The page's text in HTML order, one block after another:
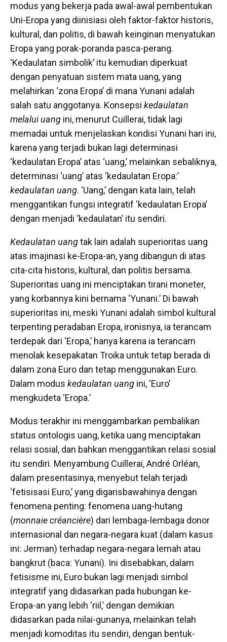
modus yang bekerja pada awal-awal pembentukan
Uni-Eropayang diinisiasi oleh faktor-faktor historis,
kultural, dan politis, di bawah keinginan menyatukan
Eropa yang porak-poranda pasca-perang.
‘Kedaulatan simbolik’ itu kemudian diperkuat
dengan penyatuan sistem mata uang, yang
melahirkan ‘zona Eropa’ di mana Yunani adalah
salah satu anggotanya. Konsepsi kedaulatan
melalui uang ini, menurut Cuillerai, tidak lagi
memadai untuk menjelaskan kondisi Yunani hari ini,
karena yang terjadi bukan lagi determinasi
‘kedaulatan Eropa’ atas ‘uang,’ melainkan sebaliknya,
determinasi ‘uang’ atas ‘kedaulatan Eropa:’
kedaulatan uang. ‘Uang,’ dengan kata lain, telah
menggantikan fungsi integratif ‘kedaulatan Eropa’
dengan menjadi ‘kedaulatan’ itu sendiri.
Kedaulatan uangtak lain adalah superioritas uang
atas imajinasi ke-Eropa-an, yang dibangun di atas
cita-cita historis, kultural, dan politis bersama.
Superioritas uang ini menciptakan tirani moneter,
yang korbannya kini bernama ‘Yunani.’ Di bawah
superioritas ini, meski Yunani adalah simbol kultural
terpenting peradaban Eropa, ironisnya, ia terancam
terdepak dari ‘Eropa,’ hanya karena ia terancam
menolak kesepakatan Troika untuk tetap berada di
dalam zona Euro dan tetap menggunakan Euro.
Dalam modus kedaulatan uang ini, ‘Euro’
mengkudeta ‘Eropa.’
Modus terakhir ini menggambarkan pembalikan
status ontologis uang, ketika uang menciptakan
relasi sosial, dan bahkan menggantikan relasi sosial
itu sendiri. Menyambung Cuillerai, André Orléan,
dalam presentasinya, menyebut telah terjadi
‘fetisisasi Euro,’ yang digarisbawahinya dengan
fenomena penting: fenomena uang-hutang
(monnaie créancière) dari lembaga-lembaga donor
internasional dan negara-negara kuat (dalam kasus
ini: Jerman) terhadap negara-negara lemah atau
bangkrut (baca: Yunani). Ini disebabkan, dalam
fetisisme ini, Euro bukan lagi menjadi simbol
integratif yang didasarkan pada hubungan ke-
Eropa-an yang lebih ‘riil,’ dengan demikian
didasarkan pada nilai-gunanya, melainkan telah
menjadi komoditas itu sendiri, dengan bentuk-